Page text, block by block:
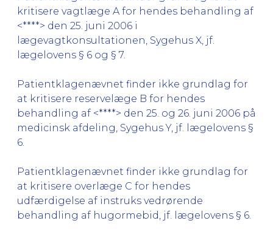
kritisere vagtlæge A for hendes behandling af
<****> den 25. juni 2006 i
lægevagtkonsultationen, Sygehus X, jf.
lægelovens § 6 og § 7.
Patientklagenævnet finder ikke grundlag for
at kritisere reservelæge B for hendes
behandling af <****> den 25. og 26. juni 2006 på
medicinsk afdeling, Sygehus Y, jf. lægelovens §
6.
Patientklagenævnet finder ikke grundlag for
at kritisere overlæge C for hendes
udfærdigelse af instruks vedrørende
behandling af hugormebid, jf. lægelovens § 6.